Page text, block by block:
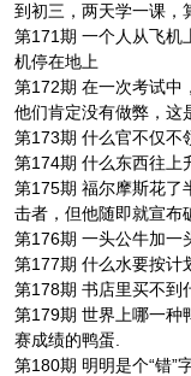
到初三，两天学一课，
第171期 一个人从飞
机停在地上
第172期 在一次考试中
他们肯定没有做弊，这
第173期 什么官不仅不
第174期 什么东西往上
第175期 福尔摩斯花了
击者，但他随即就宣布
第176期 一头公牛加一
第177期 什么水要按计
第178期 书店里买不到
第179期 世界上哪一种
赛成绩的鸭蛋.
第180期 明明是个“错”